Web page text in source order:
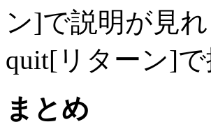
ン]で説明が見
quit[リターン]
まとめ